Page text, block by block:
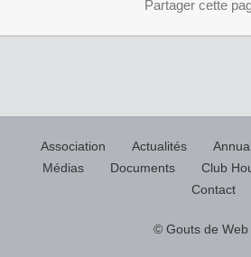
Partager cette
Association Actualités
Médias
Documents Club
Contact
© Gouts de Web